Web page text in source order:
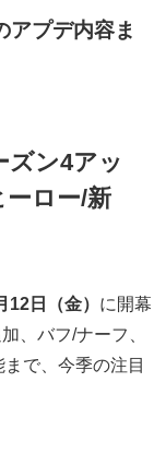
アプデ内容ま
ズン4アッ
ーロー/新
12日（金） に開幕
、バフ/ナーフ、
で、今季の注目